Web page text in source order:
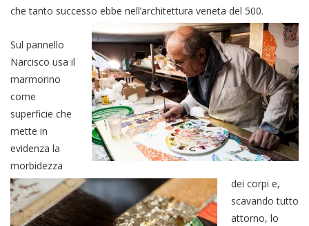
che tanto successo ebbe nell’architettura veneta del 500.
Sul pannello
Narcisco usa il
marmorino
come
superficie che
mette in
evidenza la
morbidezza
dei corpi e,
scavando tutto
attorno, lo